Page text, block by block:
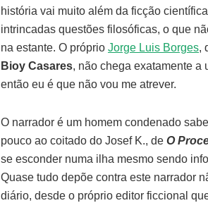
história vai muito além da ficção
intrincadas questões filosóficas, o que
na estante. O próprio Jorge Luis Borges,
Bioy Casares, não chega exatamente a
então eu é que não vou me atrever.
O narrador é um homem condenado
pouco ao coitado do Josef K., de O
se esconder numa ilha mesmo sendo
Quase tudo depõe contra este narrador
diário, desde o próprio editor ficcional